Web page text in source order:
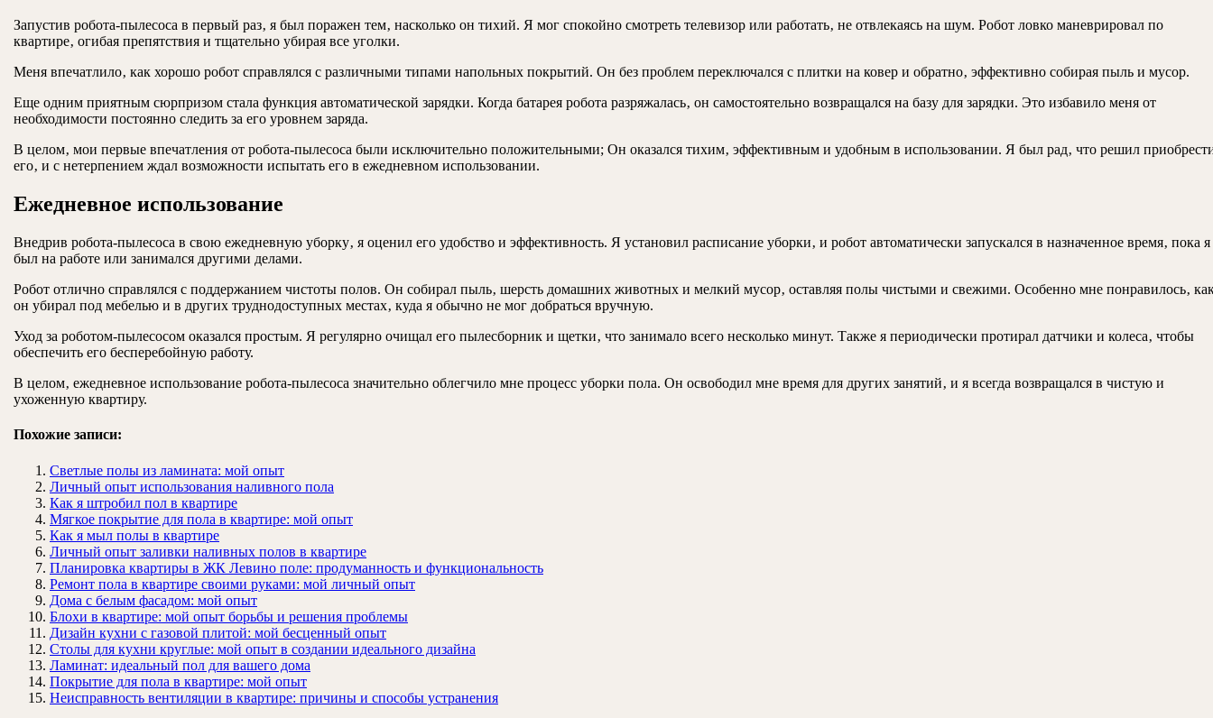
Запустив робота-пылесоса в первый раз‚ я был поражен тем‚ насколько он тихий. Я мог спокойно смотреть телевизор или работать‚ не отвлекаясь на шум. Робот ловко маневрировал по
квартире‚ огибая препятствия и тщательно убирая все уголки.
Меня впечатлило‚ как хорошо робот справлялся с различными типами напольных покрытий. Он без проблем переключался с плитки на ковер и обратно‚ эффективно собирая пыль и мусор.
Еще одним приятным сюрпризом стала функция автоматической зарядки. Когда батарея робота разряжалась‚ он самостоятельно возвращался на базу для зарядки. Это избавило меня от
необходимости постоянно следить за его уровнем заряда.
В целом‚ мои первые впечатления от робота-пылесоса были исключительно положительными; Он оказался тихим‚ эффективным и удобным в использовании. Я был рад‚ что решил
его‚ и с нетерпением ждал возможности испытать его в ежедневном использовании.
Ежедневное использование
Внедрив робота-пылесоса в свою ежедневную уборку‚ я оценил его удобство и эффективность. Я установил расписание уборки‚ и робот автоматически запускался в назначенное время‚ пока я
был на работе или занимался другими делами.
Робот отлично справлялся с поддержанием чистоты полов. Он собирал пыль‚ шерсть домашних животных и мелкий мусор‚ оставляя полы чистыми и свежими. Особенно мне понравилось‚
он убирал под мебелью и в других труднодоступных местах‚ куда я обычно не мог добраться вручную.
Уход за роботом-пылесосом оказался простым. Я регулярно очищал его пылесборник и щетки‚ что занимало всего несколько минут. Также я периодически протирал датчики и колеса‚ чтобы
обеспечить его бесперебойную работу.
В целом‚ ежедневное использование робота-пылесоса значительно облегчило мне процесс уборки пола. Он освободил мне время для других занятий‚ и я всегда возвращался в чистую и
ухоженную квартиру.
Похожие записи:
Светлые полы из ламината: мой опыт
Личный опыт использования наливного пола
Как я штробил пол в квартире
Мягкое покрытие для пола в квартире: мой опыт
Как я мыл полы в квартире
Личный опыт заливки наливных полов в квартире
Планировка квартиры в ЖК Левино поле: продуманность и функциональность
Ремонт пола в квартире своими руками: мой личный опыт
Дома с белым фасадом: мой опыт
Блохи в квартире: мой опыт борьбы и решения проблемы
Дизайн кухни с газовой плитой: мой бесценный опыт
Столы для кухни круглые: мой опыт в создании идеального дизайна
Ламинат: идеальный пол для вашего дома
Покрытие для пола в квартире: мой опыт
Неисправность вентиляции в квартире: причины и способы устранения